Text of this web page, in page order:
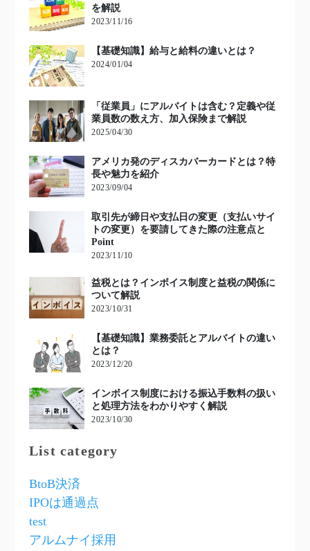
を解説
2023/11/16
【基礎知識】給与と給料の違いとは？
2024/01/04
「従業員」にアルバイトは含む？定義や従
業員数の数え方、加入保険まで解説
2025/04/30
アメリカ発のディスカバーカードとは？特
長や魅力を紹介
2023/09/04
取引先が締日や支払日の変更（支払いサイ
トの変更）を要請してきた際の注意点と
Point
2023/11/10
益税とは？インボイス制度と益税の関係に
ついて解説
2023/10/31
【基礎知識】業務委託とアルバイトの違い
とは？
2023/12/20
インボイス制度における振込手数料の扱い
と処理方法をわかりやすく解説
2023/10/30
List category
BtoB決済
IPOは通過点
test
アルムナイ採用